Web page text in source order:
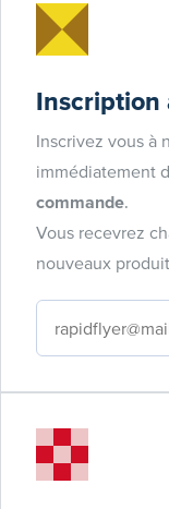
Inscription
Inscrivez vous à
immédiatement
commande
Vous recevrez
nouveaux